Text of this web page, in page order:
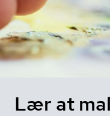
Lær at